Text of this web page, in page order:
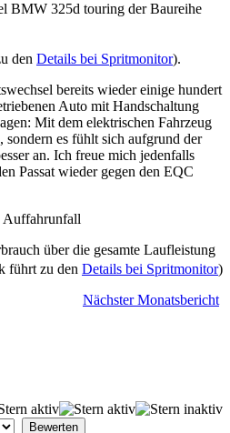
BMW 325d touring der Baureihe
den Details bei Spritmonitor).
bereits wieder einige hundert
Auto mit Handschaltung
Mit dem elektrischen Fahrzeug
sondern es fühlt sich aufgrund der
an. Ich freue mich jedenfalls
Passat wieder gegen den EQC
Auffahrunfall
über die gesamte Laufleistung
führt zu den Details bei Spritmonitor)
Nächster Monatsbericht